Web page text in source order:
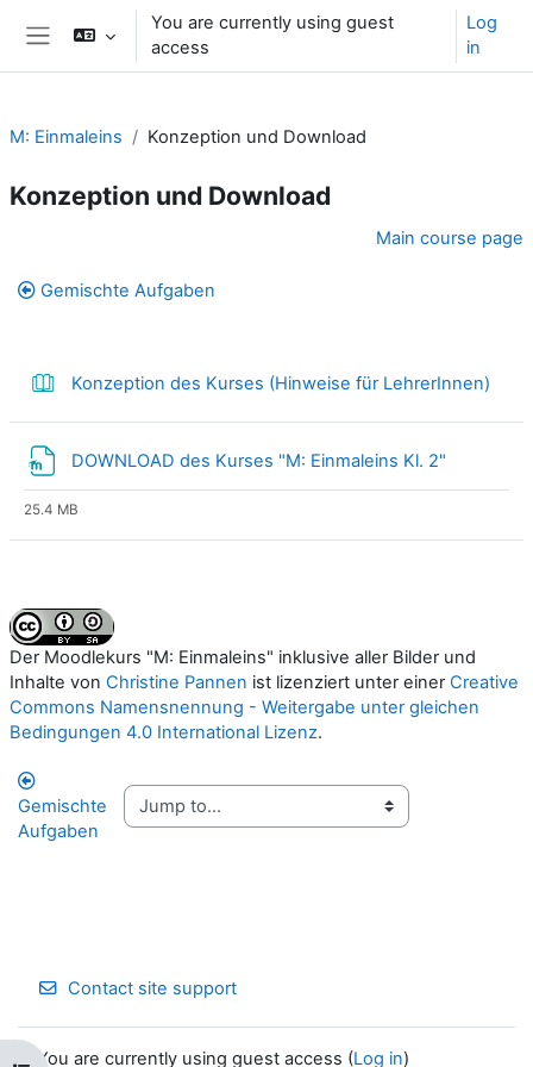
Skip to main content
You are currently using guest
access
Log
in
M: Einmaleins Konzeption und Download
Konzeption und Download
Main course page
Gemischte Aufgaben
Konzeption des Kurses (Hinweise für LehrerInnen)
DOWNLOAD des Kurses "M: Einmaleins Kl. 2"
25.4 MB
Der Moodlekurs "M: Einmaleins" inklusive aller Bilder und
Inhalte von Christine Pannen ist lizenziert unter einerCreative
Commons Namensnennung - Weitergabe unter gleichen
Bedingungen 4.0 International Lizenz.
Gemischte
Aufgaben
Contact site support
You are currently using guest access (Log in)